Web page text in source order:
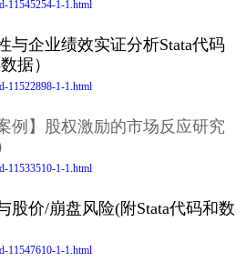
11545254-1-1.html
与企业绩效实证分析Stata代码
据）
11522898-1-1.html
例】股权激励的市场反应研究
11533510-1-1.html
股价/崩盘风险(附Stata代码和数
11547610-1-1.html